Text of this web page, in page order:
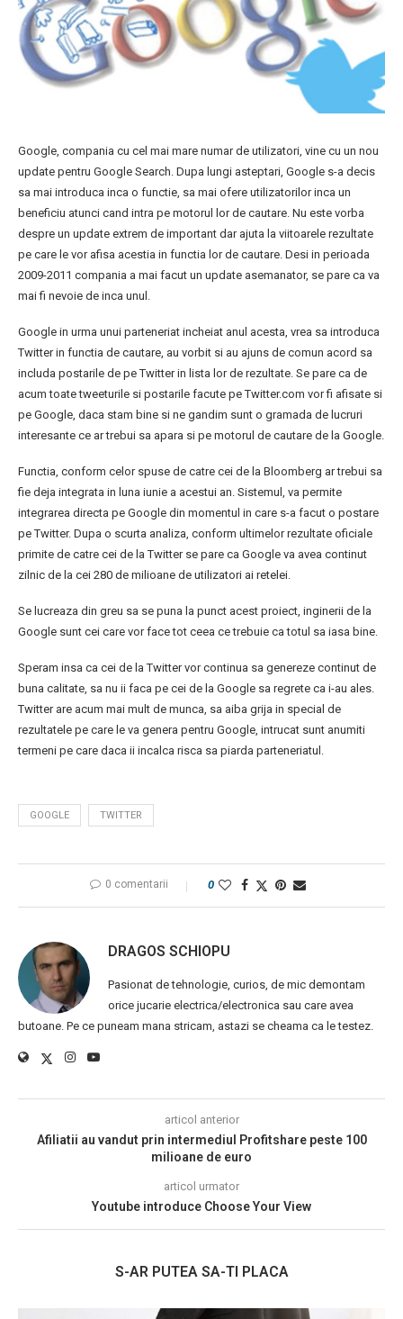
Google, compania cu cel mai mare numar de utilizatori, vine cu un nou
update pentru Google Search. Dupa lungi asteptari, Google s-a decis
sa mai introduca inca o functie, sa mai ofere utilizatorilor inca un
beneficiu atunci cand intra pe motorul lor de cautare. Nu este vorba
despre un update extrem de important dar ajuta la viitoarele rezultate
pe care le vor afisa acestia in functia lor de cautare. Desi in perioada
2009-2011 compania a mai facut un update asemanator, se pare ca va
mai fi nevoie de inca unul.
Google in urma unui parteneriat incheiat anul acesta, vrea sa introduca
Twitter in functia de cautare, au vorbit si au ajuns de comun acord sa
includa postarile de pe Twitter in lista lor de rezultate. Se pare ca de
acum toate tweeturile si postarile facute pe Twitter.com vor fi afisate si
pe Google, daca stam bine si ne gandim sunt o gramada de lucruri
interesante ce ar trebui sa apara si pe motorul de cautare de la Google.
Functia, conform celor spuse de catre cei de la Bloomberg ar trebui sa
fie deja integrata in luna iunie a acestui an. Sistemul, va permite
integrarea directa pe Google din momentul in care s-a facut o postare
pe Twitter. Dupa o scurta analiza, conform ultimelor rezultate oficiale
primite de catre cei de la Twitter se pare ca Google va avea continut
zilnic de la cei 280 de milioane de utilizatori ai retelei.
Se lucreaza din greu sa se puna la punct acest proiect, inginerii de la
Google sunt cei care vor face tot ceea ce trebuie ca totul sa iasa bine.
Speram insa ca cei de la Twitter vor continua sa genereze continut de
buna calitate, sa nu ii faca pe cei de la Google sa regrete ca i-au ales.
Twitter are acum mai mult de munca, sa aiba grija in special de
rezultatele pe care le va genera pentru Google, intrucat sunt anumiti
termeni pe care daca ii incalca risca sa piarda parteneriatul.
GOOGLE TWITTER
0 comentarii 0
DRAGOS SCHIOPU
Pasionat de tehnologie, curios, de mic demontam
orice jucarie electrica/electronica sau care avea
butoane. Pe ce puneam mana stricam, astazi se cheama ca le testez.
articol anterior
Afiliatii au vandut prin intermediul Profitshare peste 100
milioane de euro
articol urmator
Youtube introduce Choose Your View
S-AR PUTEA SA-TI PLACA